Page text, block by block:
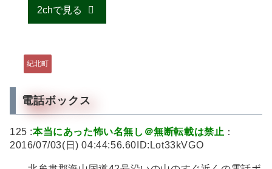
2chで見る
紀北町
電話ボックス
125 :本当にあった怖い名無し＠無断転載は禁止 ：
2016/07/03(日) 04:44:56.60ID:Lot33kVGO